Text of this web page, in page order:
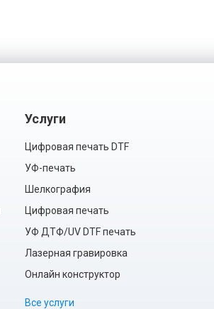
Услуги
Цифровая печать DTF
УФ-печать
Шелкография
Цифровая печать
УФ ДТФ/UV DTF печать
Лазерная гравировка
Онлайн конструктор
Все услуги